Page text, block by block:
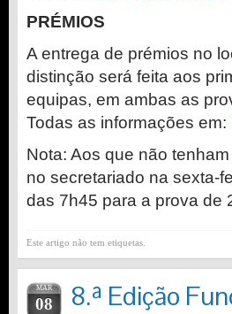
PRÉMIOS
A entrega de prémios no
distinção será feita aos
equipas, em ambas as
Todas as informações em:
Nota: Aos que não
no secretariado na sexta-
das 7h45 para a prova de
Este artigo não tem etiquetas.
MAR
08 8.ª Edição